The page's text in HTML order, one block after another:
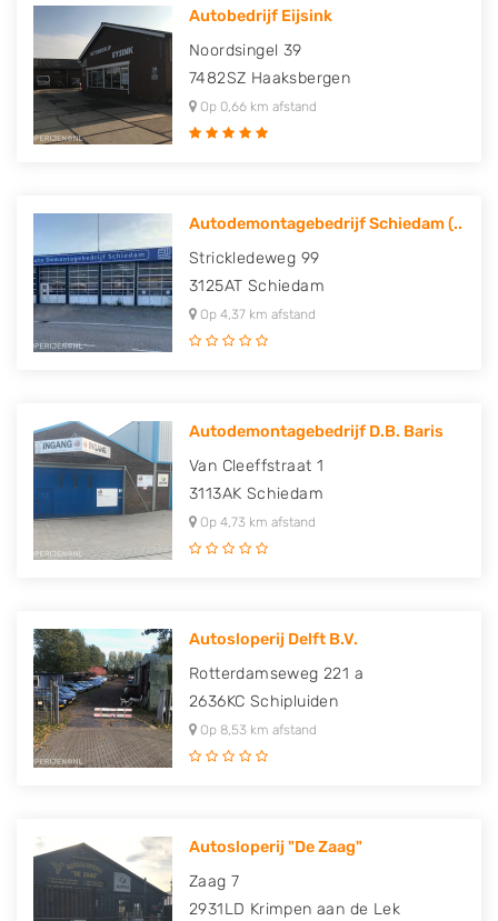
Autobedrijf Eijsink
Noordsingel 39
7482SZ Haaksbergen
Op 0,66 km afstand
Autodemontagebedrijf Schiedam (..
Strickledeweg 99
3125AT Schiedam
Op 4,37 km afstand
Autodemontagebedrijf D.B. Baris
Van Cleeffstraat 1
3113AK Schiedam
Op 4,73 km afstand
Autosloperij Delft B.V.
Rotterdamseweg 221 a
2636KC Schipluiden
Op 8,53 km afstand
Autosloperij "De Zaag"
Zaag 7
2931LD Krimpen aan de Lek